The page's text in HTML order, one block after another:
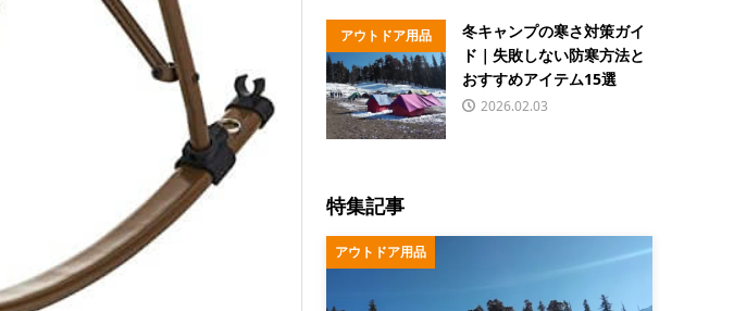
アウトドア用品
冬キャンプの寒さ対策ガイ
ド｜失敗しない防寒方法と
おすすめアイテム15選
2026.02.03
特集記事
アウトドア用品